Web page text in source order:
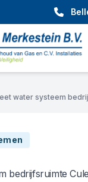
water systeem
bedrijfsruimte